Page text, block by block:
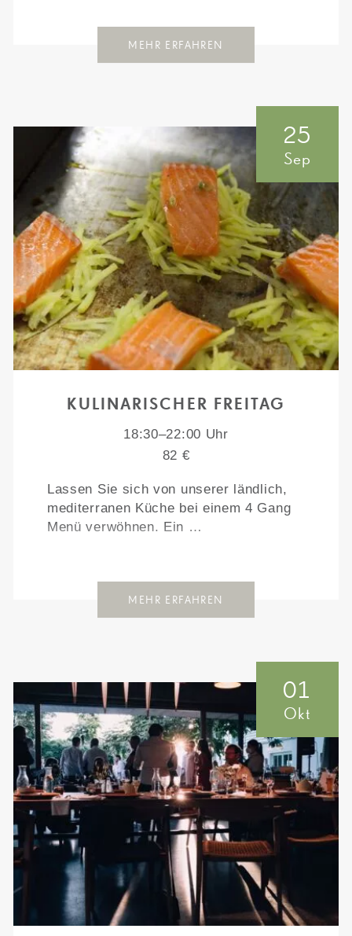
MEHR ERFAHREN
25
Sep
KULINARISCHER FREITAG
18:30–22:00 Uhr
82 €
Lassen Sie sich von unserer ländlich,
mediterranen Küche bei einem 4 Gang
Menü verwöhnen. Ein …
MEHR ERFAHREN
01
Okt